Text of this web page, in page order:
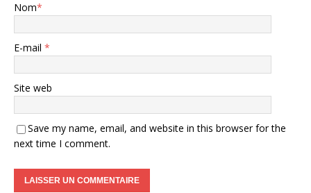
Nom*
E-mail *
Site web
Save my name, email, and website in this browser for the
next time I comment.